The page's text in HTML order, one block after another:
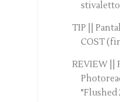
TIP ||
COST
REVIEW ||
"Flushed